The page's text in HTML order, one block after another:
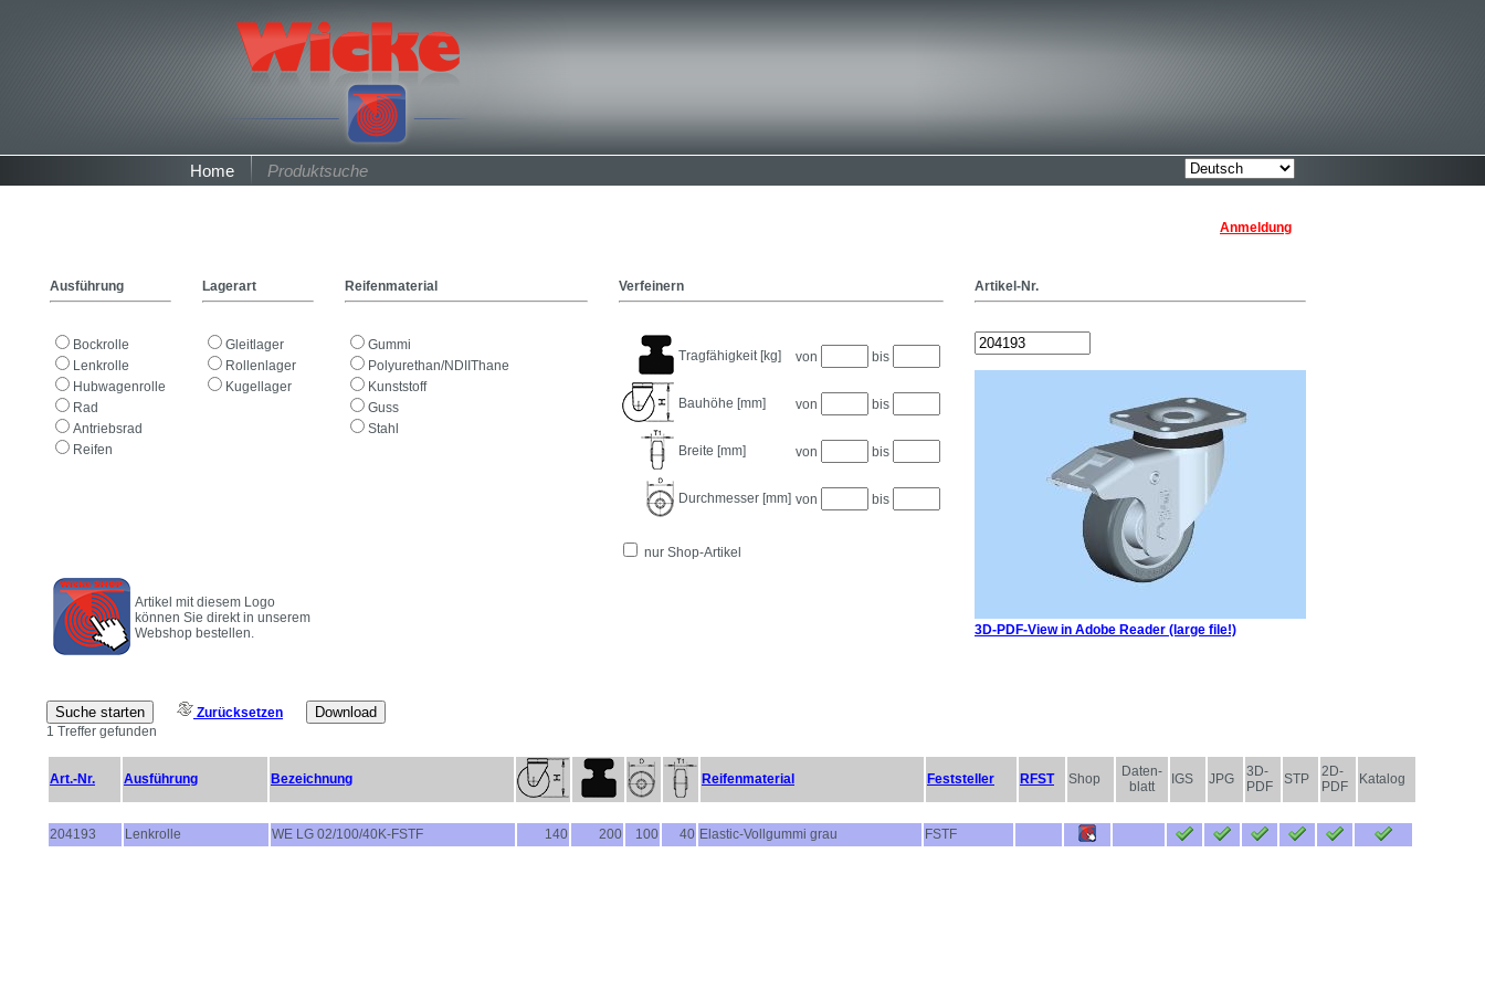
Home Produktsuche
Anmeldung
Ausführung Lagerart Reifenmaterial Verfeinern Artikel-Nr.
Bockrolle
Lenkrolle
Hubwagenrolle
Rad
Antriebsrad
Reifen
Gleitlager
Rollenlager
Kugellager
Gummi
Polyurethan/NDIIThane
Kunststoff
Guss
Stahl
Tragfähigkeit [kg] von bis
Bauhöhe [mm] von bis
Breite [mm] von bis
Durchmesser [mm] von bis
nur Shop-Artikel
3D-PDF-View in Adobe Reader (large file!)
Artikel mit diesem Logo
können Sie direkt in unserem
Webshop bestellen.
Zurücksetzen
1 Treffer gefunden
Art.-Nr. Ausführung Bezeichnung Reifenmaterial Feststeller RFST Shop
Daten-
blatt
IGS JPG
3D-
PDF
STP
2D-
PDF
Katalog
204193 Lenkrolle WE LG 02/100/40K-FSTF 140 200 100 40 Elastic-Vollgummi grau FSTF